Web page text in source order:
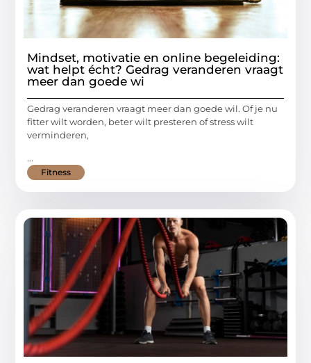
Mindset, motivatie en online begeleiding:
wat helpt écht? Gedrag veranderen vraagt
meer dan goede wi
Gedrag veranderen vraagt meer dan goede wil. Of je nu
fitter wilt worden, beter wilt presteren of stress wilt
verminderen,
...
Fitness